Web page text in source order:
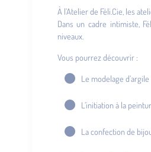
À l’Atelier de Féli.Cie, les
Dans un cadre intimiste,
niveaux.
Vous pourrez découvrir :
Le modelage
L’initiation à la
La confection de